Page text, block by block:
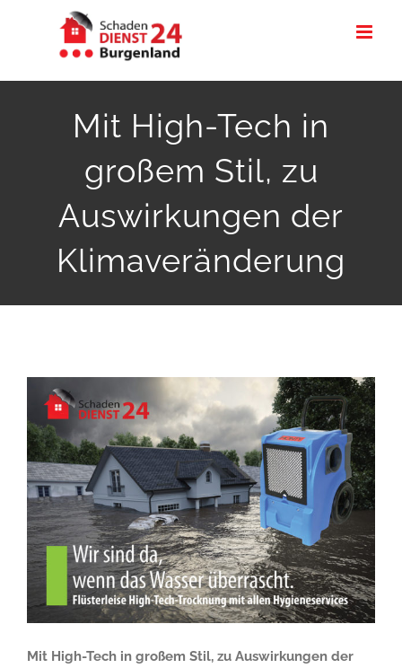
Mit High-Tech in
großem Stil, zu
Auswirkungen der
Klimaveränderung
Mit High-Tech in großem Stil, zu Auswirkungen der